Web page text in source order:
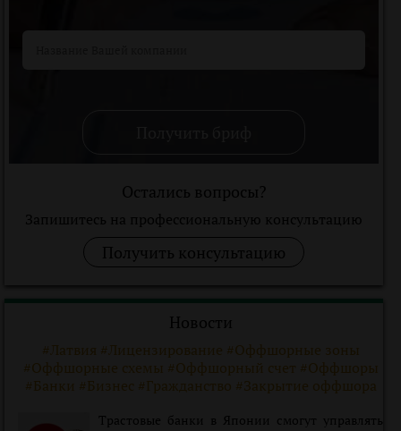
Остались вопросы?
Запишитесь на профессиональную консультацию
Получить консультацию
Новости
#Латвия #Лицензирование #Оффшорные зоны
#Оффшорные схемы #Оффшорный счет #Оффшоры
#Банки #Бизнес #Гражданство #Закрытие оффшора
Трастовые банки в Японии смогут управлять